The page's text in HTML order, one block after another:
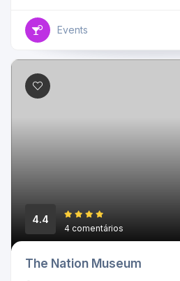
Events
4.4
4 comentários
The Nation Museum